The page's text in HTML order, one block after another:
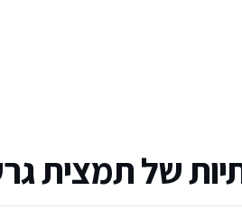
של תמצית